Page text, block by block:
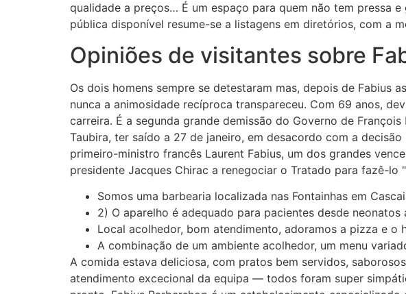
qualidade a preços… É um espaço para quem não tem pressa
pública disponível resume-se a listagens em diretórios, com a
Opiniões de visitantes sobre
Os dois homens sempre se detestaram mas, depois de Fabius
nunca a animosidade recíproca transpareceu. Com 69 anos,
carreira. É a segunda grande demissão do Governo de
Taubira, ter saído a 27 de janeiro, em desacordo com a
primeiro-ministro francês Laurent Fabius, um dos grandes
presidente Jacques Chirac a renegociar o Tratado para fazê-lo
Somos uma barbearia localizada nas Fontainhas em
2) O aparelho é adequado para pacientes desde
Local acolhedor, bom atendimento, adoramos a pizza e o
A combinação de um ambiente acolhedor, um menu
A comida estava deliciosa, com pratos bem servidos,
atendimento excecional da equipa — todos foram super